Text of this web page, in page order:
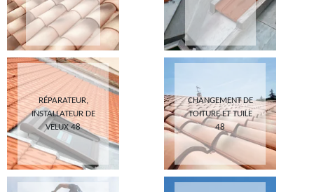
RÉPARATEUR,
INSTALLATEUR DE
VELUX 48
CHANGEMENT DE
TOITURE ET TUILE
48